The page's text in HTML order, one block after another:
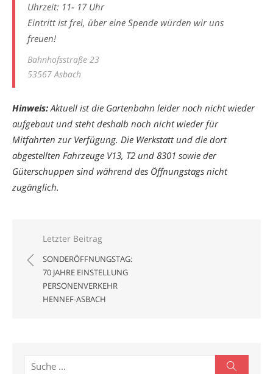
Uhrzeit: 11- 17 Uhr
Eintritt ist frei, über eine Spende würden wir uns
freuen!
Bahnhofsstraße 23
53567 Asbach
Hinweis:Aktuell ist die Gartenbahn leider noch nicht wieder
aufgebaut und steht deshalb noch nicht wieder für
Mitfahrten zur Verfügung. Die Werkstatt und die dort
abgestellten Fahrzeuge V13, T2 und 8301 sowie der
Güterschuppen sind während des Öffnungstags nicht
zugänglich.
Beitragsnavigation
Letzter Beitrag
SONDERÖFFNUNGSTAG:
70 JAHRE EINSTELLUNG
PERSONENVERKEHR
HENNEF-ASBACH
Search